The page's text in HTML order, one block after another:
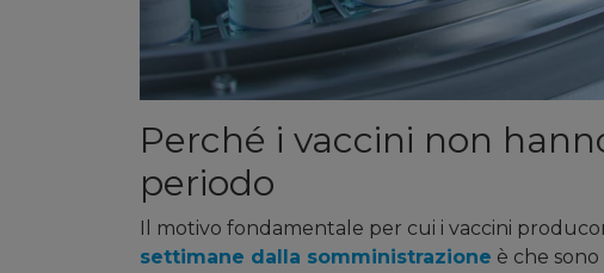
Perché i vaccini non
periodo
Il motivo fondamentale per cui i vaccini
settimane dalla somministrazione è che